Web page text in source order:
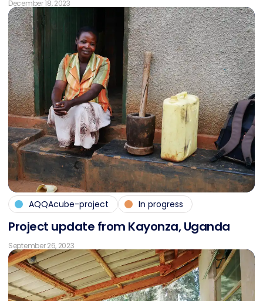
December 18, 2023
AQQAcube-project In progress
Pro­ject up­date from Kayon­za, Ugan­da
September 26, 2023